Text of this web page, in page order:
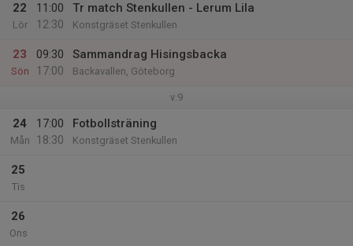
22
Lör
11:00
12:30
Tr match Stenkullen - Lerum Lila
Konstgräset Stenkullen
23
Sön
09:30
17:00
Sammandrag Hisingsbacka
Backavallen, Göteborg
v.9
24
Mån
17:00
18:30
Fotbollsträning
Konstgräset Stenkullen
25
Tis
26
Ons